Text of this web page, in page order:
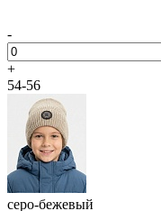
-
+
54-56
серо-бежевый